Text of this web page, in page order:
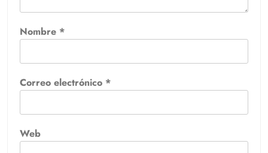
Nombre *
Correo electrónico *
Web